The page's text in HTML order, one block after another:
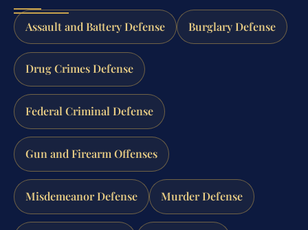
Assault and Battery Defense Burglary Defense
Drug Crimes Defense
Federal Criminal Defense
Gun and Firearm Offenses
Misdemeanor Defense Murder Defense